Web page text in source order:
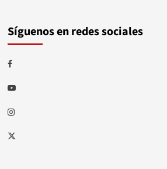
Síguenos en redes sociales
Facebook
Youtube
Instagram
Twitter